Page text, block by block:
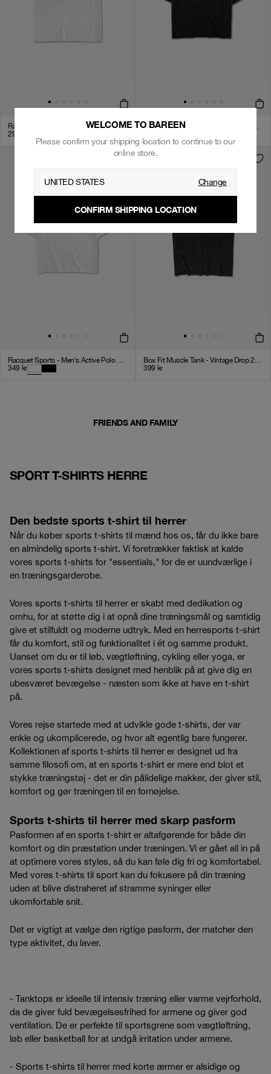
Racquet Sports - Men's Active T-Shirt - White
299
Racquet Sports - Men's Active Polo Shirt - Black
Racquet Sports - Men's Active Polo Shirt - White
349 kr
Box Fit Muscle Tank - Vintage Drop 2.0 - Black
399 kr
FRIENDS AND FAMILY
SPORT T-SHIRTS HERRE
Den bedste sports t-shirt til herrer
Når du køber sports t-shirts til mænd hos os, får du ikke bare
en almindelig sports t-shirt. Vi foretrækker faktisk at kalde
vores sports t-shirts for "essentials," for de er uundværlige i
en træningsgarderobe.
Vores sports t-shirts til herrer er skabt med dedikation og
omhu, for at støtte dig i at opnå dine træningsmål og samtidig
give et stilfuldt og moderne udtryk. Med en herresports t-shirt
får du komfort, stil og funktionalitet i ét og samme produkt.
Uanset om du er til løb, vægtløftning, cykling eller yoga, er
vores sports t-shirts designet med henblik på at give dig en
ubesværet bevægelse - næsten som ikke at have en t-shirt
på.
Vores rejse startede med at udvikle gode t-shirts, der var
enkle og ukomplicerede, og hvor alt egentlig bare fungerer.
Kollektionen af sports t-shirts til herrer er designet ud fra
samme filosofi om, at en sports t-shirt er mere end blot et
stykke træningstøj - det er din pålidelige makker, der giver stil,
komfort og gør træningen til en fornøjelse.
Sports t-shirts til herrer med skarp pasform
Pasformen af en sports t-shirt er altafgørende for både din
komfort og din præstation under træningen. Vi er gået all in på
at optimere vores styles, så du kan føle dig fri og komfortabel.
Med vores t-shirts til sport kan du fokusere på din træning
uden at blive distraheret af stramme syninger eller
ukomfortable snit.
Det er vigtigt at vælge den rigtige pasform, der matcher den
type aktivitet, du laver.
- Tanktops er ideelle til intensiv træning eller varme vejrforhold,
da de giver fuld bevægelsesfrihed for armene og giver god
ventilation. De er perfekte til sportsgrene som vægtløftning,
løb eller basketball for at undgå irritation under armene.
- Sports t-shirts til herrer med korte ærmer er alsidige og
WELCOME TO BAREEN
Please confirm your shipping location to continue to our
online store.
UNITED STATES Change
CONFIRM SHIPPING LOCATION